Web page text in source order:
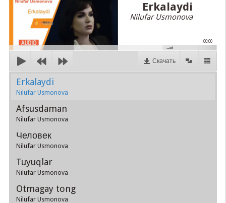
Erkalaydi
Nilufar Usmonova
00:00
Скачать
Erkalaydi
Nilufar Usmonova
Afsusdaman
Nilufar Usmonova
Человек
Nilufar Usmonova
Tuyuqlar
Nilufar Usmonova
Otmagay tong
Nilufar Usmonova